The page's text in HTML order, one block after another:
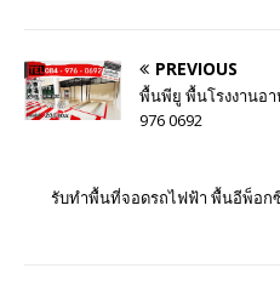
PREVIOUS
พื้นพียู พื้นโรงงานอ
976 0692
รับทำพื้นที่จอดรถไฟฟ้า พื้นอีพ็อก